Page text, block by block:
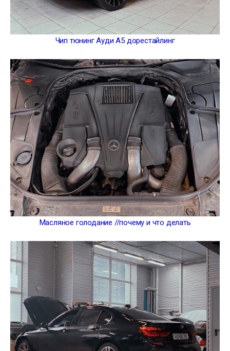
Чип тюнинг Ауди А5 дорестайлинг
Масляное голодание //почему и что делать